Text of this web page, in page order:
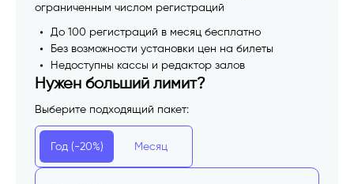
ограниченным числом регистраций
До 100 регистраций в месяц бесплатно
Без возможности установки цен на билеты
Недоступны кассы и редактор залов
Нужен больший лимит?
Выберите подходящий пакет:
Год (-20%) Месяц